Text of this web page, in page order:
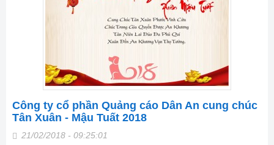
Công ty cổ phần Quảng cáo Dân An cung chúc
Tân Xuân - Mậu Tuất 2018
21/02/2018 - 09:25:01